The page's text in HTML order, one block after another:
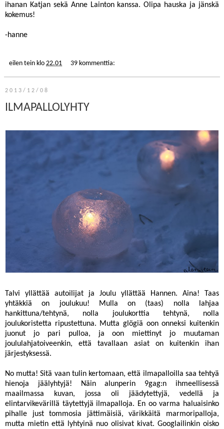
ihanan Katjan sekä Anne Lainton kanssa. Olipa hauska ja jänskä
kokemus!
-hanne
eilen tein klo 22.01 39 kommenttia:
2013/12/08
ILMAPALLOLYHTY
Talvi yllättää autoilijat ja Joulu yllättää Hannen. Aina! Taas
yhtäkkiä on joulukuu! Mulla on (taas) nolla lahjaa
hankittuna/tehtynä, nolla joulukorttia tehtynä, nolla
joulukoristetta ripustettuna. Mutta glögiä oon onneksi kuitenkin
juonut jo pari pulloa, ja oon miettinyt jo muutaman
joululahjatoiveenkin, että tavallaan asiat on kuitenkin ihan
järjestyksessä.
No mutta! Sitä vaan tulin kertomaan, että ilmapalloilla saa tehtyä
hienoja jäälyhtyjä! Näin alunperin 9gag:n ihmeellisessä
maailmassa kuvan, jossa oli jäädytettyjä, vedellä ja
elintarvikevärillä täytettyjä ilmapalloja. En oo varma haluaisinko
pihalle just tommosia jättimäisiä, värikkäitä marmoripalloja,
mutta mietin että lyhtyinä nuo olisivat kivat. Googlailinkin oisko